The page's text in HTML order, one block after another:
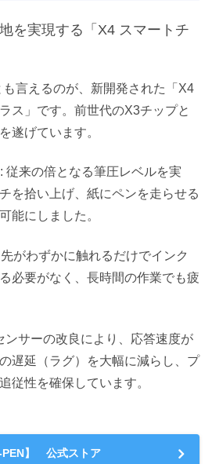
を実現する「X4 スマートチ
言えるのが、新開発された「X4
ス」です。前世代のX3チップと
遂げています。
従来の倍となる筆圧レベルを実
を拾い上げ、紙にペンを走らせる
能にしました。
がわずかに触れるだけでインク
必要がなく、長時間の作業でも疲
ンサーの改良により、応答速度が
遅延（ラグ）を大幅に減らし、プ
従性を確保しています。
PEN】 公式ストア